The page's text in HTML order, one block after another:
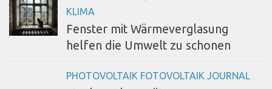
KLIMA
Fenster mit Wärmeverglasung
helfen die Umwelt zu schonen
PHOTOVOLTAIK FOTOVOLTAIK JOURNAL